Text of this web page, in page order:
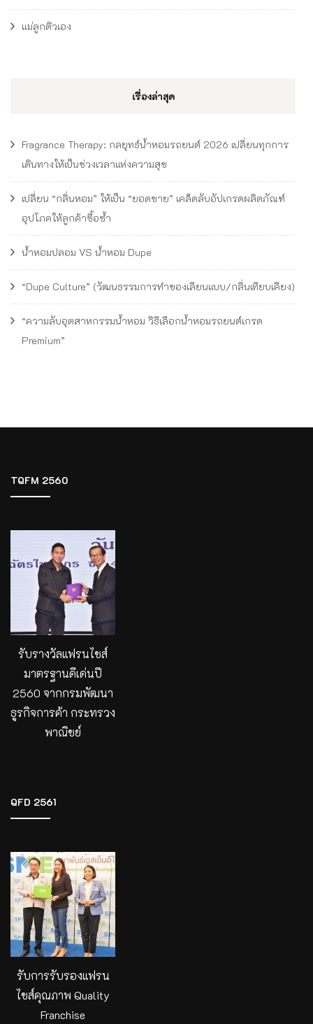
แม่ลูกติวเอง
เรื่องล่าสุด
Fragrance Therapy: กลยุทธ์น้ำหอมรถยนต์ 2026 เปลี่ยนทุกการ
เดินทางให้เป็นช่วงเวลาแห่งความสุข
เปลี่ยน “กลิ่นหอม” ให้เป็น “ยอดขาย” เคล็ดลับอัปเกรดผลิตภัณฑ์
อุปโภคให้ลูกค้าซื้อซ้ำ
น้ำหอมปลอม VS น้ำหอม Dupe
“Dupe Culture” (วัฒนธรรมการทำของเลียนแบบ/กลิ่นเทียบเคียง)
“ความลับอุตสาหกรรมน้ำหอม วิธีเลือกน้ำหอมรถยนต์เกรด
Premium”
TQFM 2560
รับรางวัลแฟรนไชส์
มาตรฐานดีเด่นปี
2560 จากกรมพัฒนา
ธูรกิจการค้า กระทรวง
พาณิชย์
QFD 2561
รับการรับรองแฟรน
ไชส์คุณภาพ Quality
Franchise